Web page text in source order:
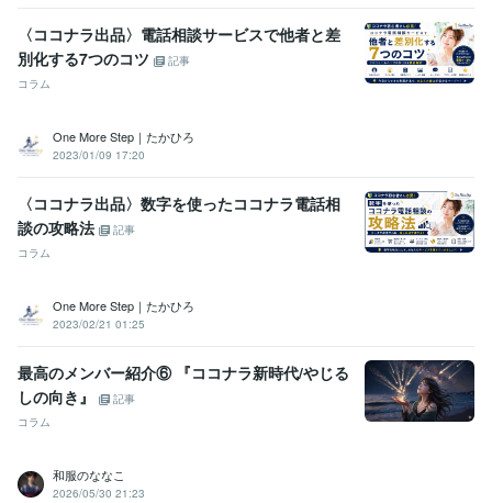
経営労務コンサルタント 取得年 : 2017年
メンタルヘルスマネジメント検定
ビジネスコンプライアンス検定
ビジネス能力検定（B検）
情報システム・コンサルタント
Google Apps Script:3年HTML:3年Java:3年JavaScript:3年Python:3年
CSS:3年
Google スライド:9年Google ドキュメント:9年
Google Search Console:4年
ChatGPT:4年 DALL-E:3年Filmora:3年
CapCut:4年 Adobe Illustrator:3年 Canva:5年 freee:4年
Adobe Analytics:4年
Lightroom:3年
コンサルタント（建設・補償・経営・営業・事業再生）:19年
マーケティング（マス・ダイレクト・インバウンド）:19年
〈ココナラ出品〉電話相談サービスで他者と差
別化する7つのコツ
記事
コラム
One More Step｜たかひろ
2023/01/09 17:20
〈ココナラ出品〉数字を使ったココナラ電話相
談の攻略法
記事
コラム
One More Step｜たかひろ
2023/02/21 01:25
最高のメンバー紹介⑥ 『ココナラ新時代/やじる
しの向き』
記事
コラム
和服のななこ
2026/05/30 21:23